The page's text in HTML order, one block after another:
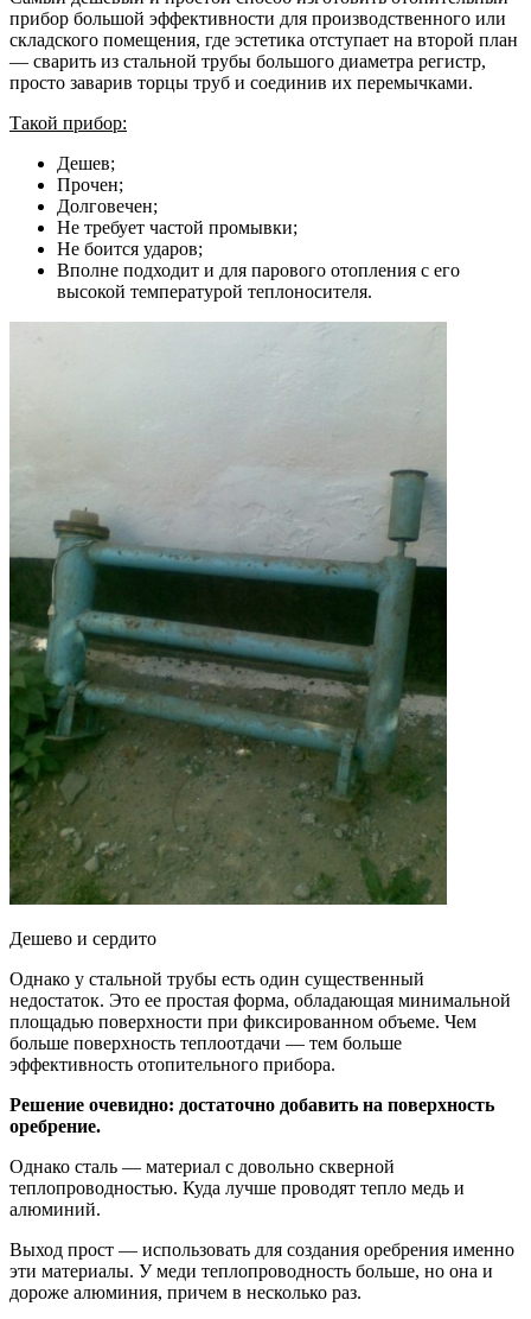
прибор большой эффективности для производственного или
складского помещения, где эстетика отступает на второй план
— сварить из стальной трубы большого диаметра регистр,
просто заварив торцы труб и соединив их перемычками.
Такой прибор:
Дешев;
Прочен;
Долговечен;
Не требует частой промывки;
Не боится ударов;
Вполне подходит и для парового отопления с его
высокой температурой теплоносителя.
Дешево и сердито
Однако у стальной трубы есть один существенный
недостаток. Это ее простая форма, обладающая минимальной
площадью поверхности при фиксированном объеме. Чем
больше поверхность теплоотдачи — тем больше
эффективность отопительного прибора.
Решение очевидно: достаточно добавить на поверхность
оребрение.
Однако сталь — материал с довольно скверной
теплопроводностью. Куда лучше проводят тепло медь и
алюминий.
Выход прост — использовать для создания оребрения именно
эти материалы. У меди теплопроводность больше, но она и
дороже алюминия, причем в несколько раз.